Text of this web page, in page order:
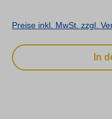
Preise inkl. MwSt. zzgl.
In